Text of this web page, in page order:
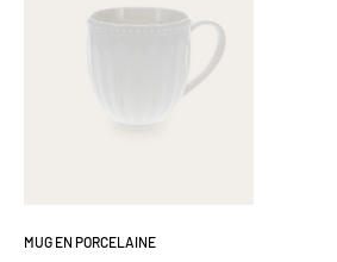
MUG EN PORCELAINE